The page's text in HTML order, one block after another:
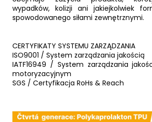
wypadków, kolizji ani jakiejkolwiek
spowodowanego siłami zewnętrznymi.
CERTYFIKATY SYSTEMU ZARZĄDZANIA
ISO9001 / System zarządzania jakością
IATF16949 / System zarządzania
motoryzacyjnym
SGS / Certyfikacja RoHs & Reach